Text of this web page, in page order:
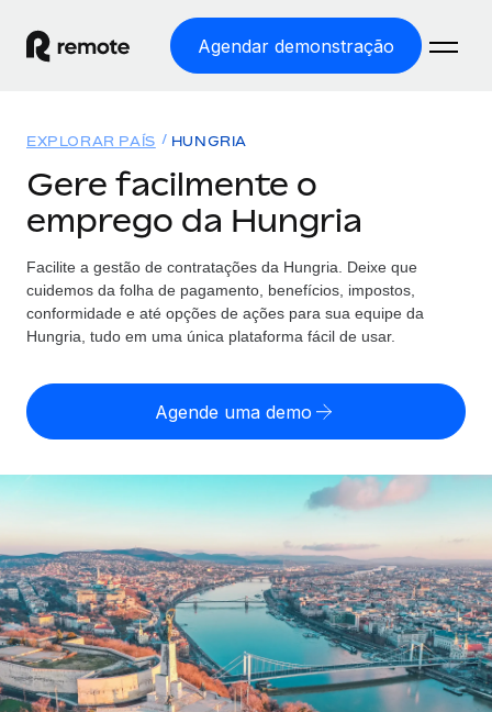
Agendar demonstração
EMPREGO GLOBAL
Processamento Salarial
Processamento salarial fácil e em conformidade
Employer of Record
entidades
SERVICES
Perguntar a um especialista
Obtenha apoio especializado em RH e
conformidade globais
Soluções
COBERTURA GLOBAL
Explorador de países
Encontra apoio para emprego global por país
Comparar a Remote
Veja como nos comparamos com os outros
Parceiros tecnológicos estratégicos
Integre os RH globais na sua plataforma de forma
flexível
CASE STUDIES
Preçário
English
Nederlands
Deutsch
Español
Italiano
Início de sessão
EXPLORAR PAÍS HUNGRIA
Gere facilmente o
emprego da Hungria
Facilite a gestão de contratações da Hungria. Deixe que
cuidemos da folha de pagamento, benefícios, impostos,
conformidade e até opções de ações para sua equipe da
Hungria, tudo em uma única plataforma fácil de usar.
Agende uma demo